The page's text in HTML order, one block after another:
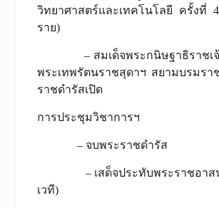
วิทยาศาสตร์และเทคโนโลยี ครั้งที่
ราย)
– สมเด็จพระกนิษฐาธิราชเจ้า
พระเทพรัตนราชสุดาฯ สยามบรมรา
ราชดำรัสเปิด
การประชุมวิชาการฯ
– จบพระราชดำรัส
– เสด็จประทับพระราชอาสน์
เวที)